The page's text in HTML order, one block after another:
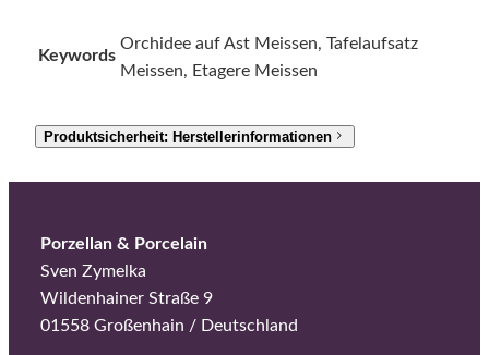
Keywords
Orchidee auf Ast Meissen, Tafelaufsatz
Meissen, Etagere Meissen
Produktsicherheit: Herstellerinformationen
Porzellan & Porcelain
Sven Zymelka
Wildenhainer Straße 9
01558 Großenhain / Deutschland